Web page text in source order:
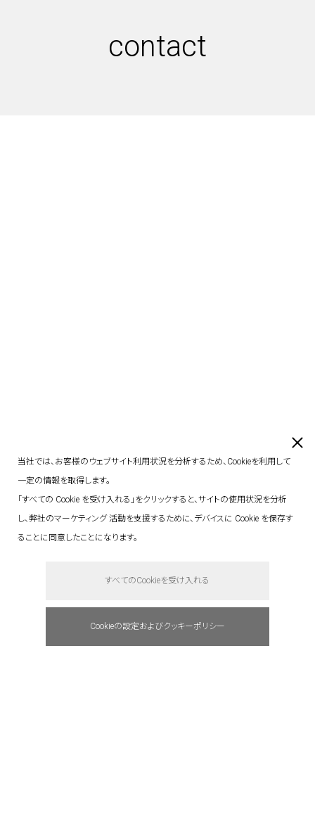
contact
say hello.
当社では、お客様のウェブサイト利用状況を分析するため、Cookieを利用して
一定の情報を取得します。
「すべての Cookie を受け入れる」をクリックすると、サイトの使用状況を分析
し、弊社のマーケティング 活動を支援するために、デバイスに Cookie を保存す
ることに同意したことになります。
すべてのCookieを受け入れる
Cookieの設定およびクッキーポリシー